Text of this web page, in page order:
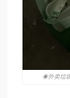
◉外卖垃